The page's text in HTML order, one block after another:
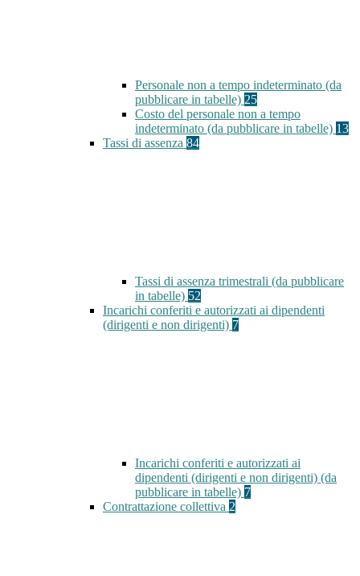
Personale non a tempo indeterminato (da
pubblicare in tabelle) 25
Costo del personale non a tempo
indeterminato (da pubblicare in tabelle) 13
Tassi di assenza 84
Tassi di assenza trimestrali (da pubblicare
in tabelle) 52
Incarichi conferiti e autorizzati ai dipendenti
(dirigenti e non dirigenti) 7
Incarichi conferiti e autorizzati ai
dipendenti (dirigenti e non dirigenti) (da
pubblicare in tabelle) 7
Contrattazione collettiva 2